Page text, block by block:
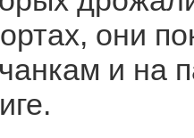
они
и на